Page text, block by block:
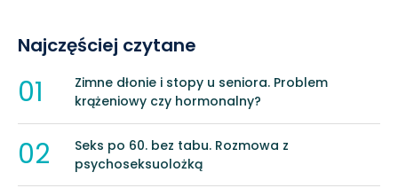
Najczęściej czytane
01
Zimne dłonie i stopy u seniora. Problem
krążeniowy czy hormonalny?
02
Seks po 60. bez tabu. Rozmowa z
psychoseksuolożką